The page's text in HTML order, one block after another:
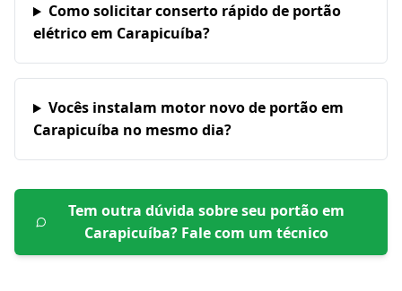
Como solicitar conserto rápido de portão
elétrico em Carapicuíba?
Vocês instalam motor novo de portão em
Carapicuíba no mesmo dia?
Tem outra dúvida sobre seu portão em
Carapicuíba? Fale com um técnico